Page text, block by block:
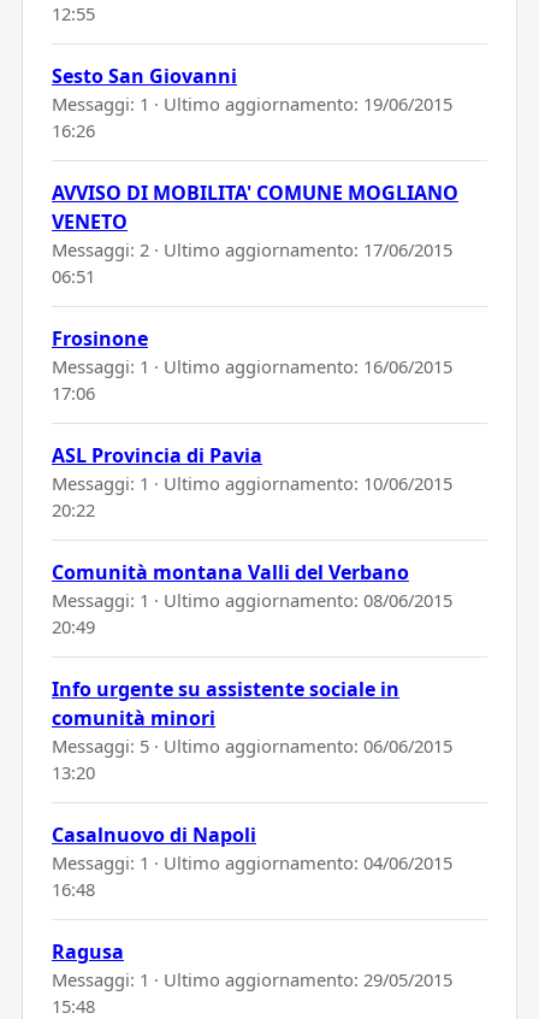
12:55
Sesto San Giovanni
Messaggi: 1 · Ultimo aggiornamento: 19/06/2015
16:26
AVVISO DI MOBILITA' COMUNE MOGLIANO
VENETO
Messaggi: 2 · Ultimo aggiornamento: 17/06/2015
06:51
Frosinone
Messaggi: 1 · Ultimo aggiornamento: 16/06/2015
17:06
ASL Provincia di Pavia
Messaggi: 1 · Ultimo aggiornamento: 10/06/2015
20:22
Comunità montana Valli del Verbano
Messaggi: 1 · Ultimo aggiornamento: 08/06/2015
20:49
Info urgente su assistente sociale in
comunità minori
Messaggi: 5 · Ultimo aggiornamento: 06/06/2015
13:20
Casalnuovo di Napoli
Messaggi: 1 · Ultimo aggiornamento: 04/06/2015
16:48
Ragusa
Messaggi: 1 · Ultimo aggiornamento: 29/05/2015
15:48